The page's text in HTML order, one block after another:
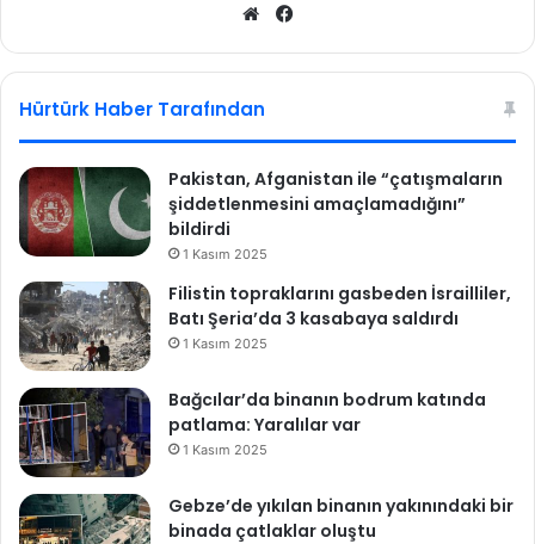
We
sit bo
Hürtürk Haber Tarafından
Pakistan, Afganistan ile “çatışmaların
şiddetlenmesini amaçlamadığını”
bildirdi
1 Kasım 2025
Filistin topraklarını gasbeden İsrailliler,
Batı Şeria’da 3 kasabaya saldırdı
1 Kasım 2025
Bağcılar’da binanın bodrum katında
patlama: Yaralılar var
1 Kasım 2025
Gebze’de yıkılan binanın yakınındaki bir
binada çatlaklar oluştu